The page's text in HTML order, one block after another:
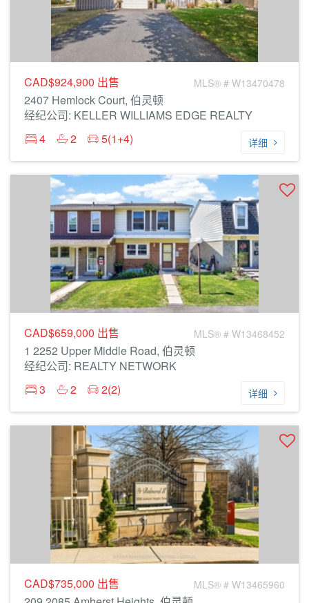
CAD$924,900 出售 MLS® # W13470478
2407 Hemlock Court, 伯灵顿
经纪公司: KELLER WILLIAMS EDGE REALTY
4
2 5(1+4) 详细
CAD$659,000 出售 MLS® # W13468452
1 2252 Upper Middle Road, 伯灵顿
经纪公司: REALTY NETWORK
3
2 2(2) 详细
CAD$735,000 出售 MLS® # W13465960